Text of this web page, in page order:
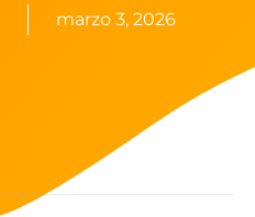
marzo 3, 2026